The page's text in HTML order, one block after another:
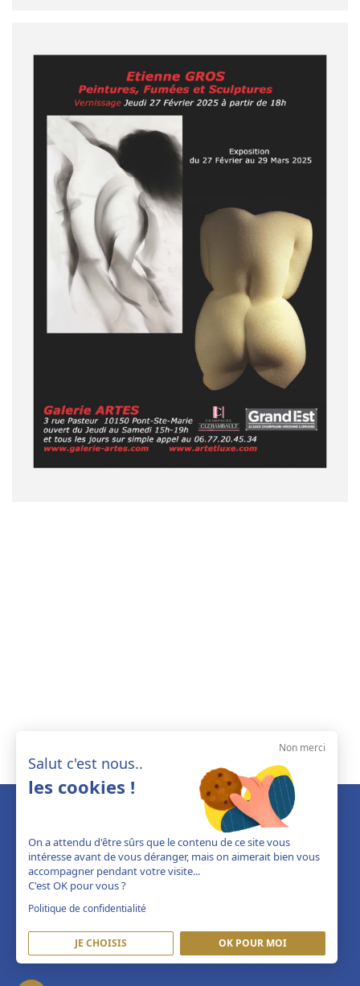
Non merci
Salut c'est nous..
les cookies !
On a attendu d'être sûrs que le contenu de ce site vous
intéresse avant de vous déranger, mais on aimerait bien vous
accompagner pendant votre visite...
C'est OK pour vous ?
Politique de confidentialité
JE CHOISIS OK POUR MOI